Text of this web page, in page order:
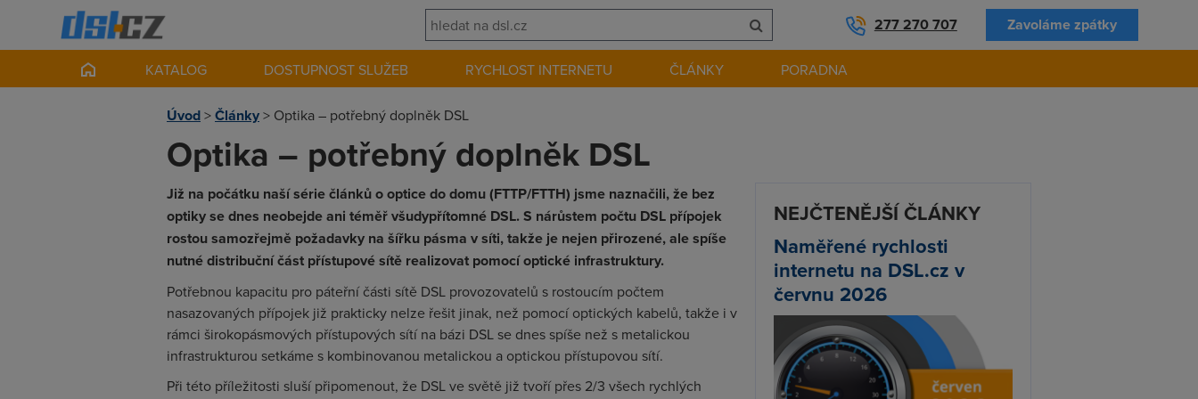
277 270 707 Zavoláme zpátky
KATALOG DOSTUPNOST SLUŽEB RYCHLOST INTERNETU ČLÁNKY PORADNA
Úvod>Články> Optika – potřebný doplněk DSL
Optika – potřebný doplněk DSL
Již na počátku naší série článků o optice do domu (FTTP/FTTH) jsme naznačili, že bez
optiky se dnes neobejde ani téměř všudypřítomné DSL. S nárůstem počtu DSL přípojek
rostou samozřejmě požadavky na šířku pásma v síti, takže je nejen přirozené, ale spíše
nutné distribuční část přístupové sítě realizovat pomocí optické infrastruktury.
Potřebnou kapacitu pro páteřní části sítě DSL provozovatelů s rostoucím počtem
nasazovaných přípojek již prakticky nelze řešit jinak, než pomocí optických kabelů, takže i v
rámci širokopásmových přístupových sítí na bázi DSL se dnes spíše než s metalickou
infrastrukturou setkáme s kombinovanou metalickou a optickou přístupovou sítí.
Při této příležitosti sluší připomenout, že DSL ve světě již tvoří přes 2/3 všech rychlých
NEJČTENĚJŠÍ ČLÁNKY
Naměřené rychlosti
internetu na DSL.cz v
červnu 2026